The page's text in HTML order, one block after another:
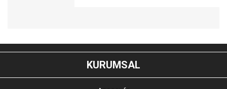
Bu ürünün fiyat bilgisi, resim, ürün açıklamalarında ve diğer
konularda yetersiz gördüğünüz noktaları öneri formunu
kullanarak tarafımıza iletebilirsiniz.
KURUMSAL